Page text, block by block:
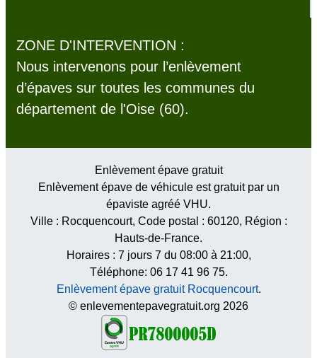
ZONE D'INTERVENTION :
Nous intervenons pour l’enlèvement
d’épaves sur toutes les communes du
département de l'Oise (60).
Enlèvement épave gratuit
Enlèvement épave de véhicule est gratuit par un
épaviste agréé VHU.
Ville : Rocquencourt, Code postal : 60120, Région :
Hauts-de-France.
Horaires : 7 jours 7 du 08:00 à 21:00,
Téléphone: 06 17 41 96 75.
Enlèvement épave gratuit Rocquencourt.
© enlevementepavegratuit.org 2026